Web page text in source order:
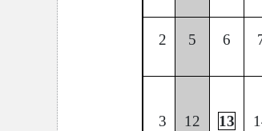
2 5 6
3 12 13